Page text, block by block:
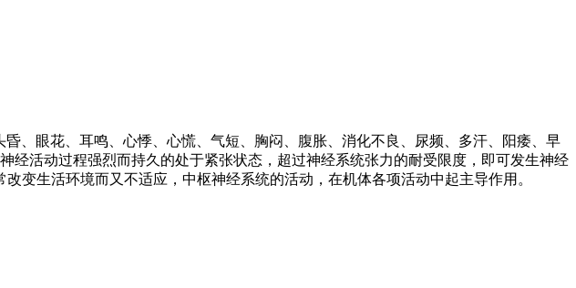
、眼花、耳鸣、心悸、心慌、气短、胸闷、腹胀、消化不良、尿频、多汗、阳痿、早
活动过程强烈而持久的处于紧张状态，超过神经系统张力的耐受限度，即可发生神经
变生活环境而又不适应，中枢神经系统的活动，在机体各项活动中起主导作用。